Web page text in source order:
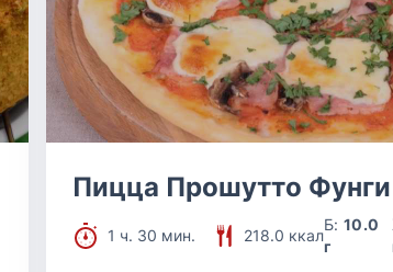
Пицца Прошутто Фунги
1 ч. 30 мин. 218.0 ккал
Б:10.0
г